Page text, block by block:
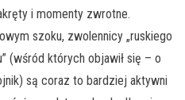
i momenty zwrotne.
szoku, zwolennicy „ruskiego
(wśród których objawił się – o
są coraz to bardziej aktywni